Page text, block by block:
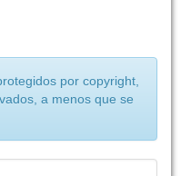
por copyright,
a menos que se